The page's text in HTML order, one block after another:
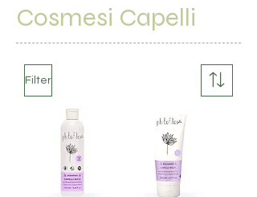
Cosmesi Capelli
Filter